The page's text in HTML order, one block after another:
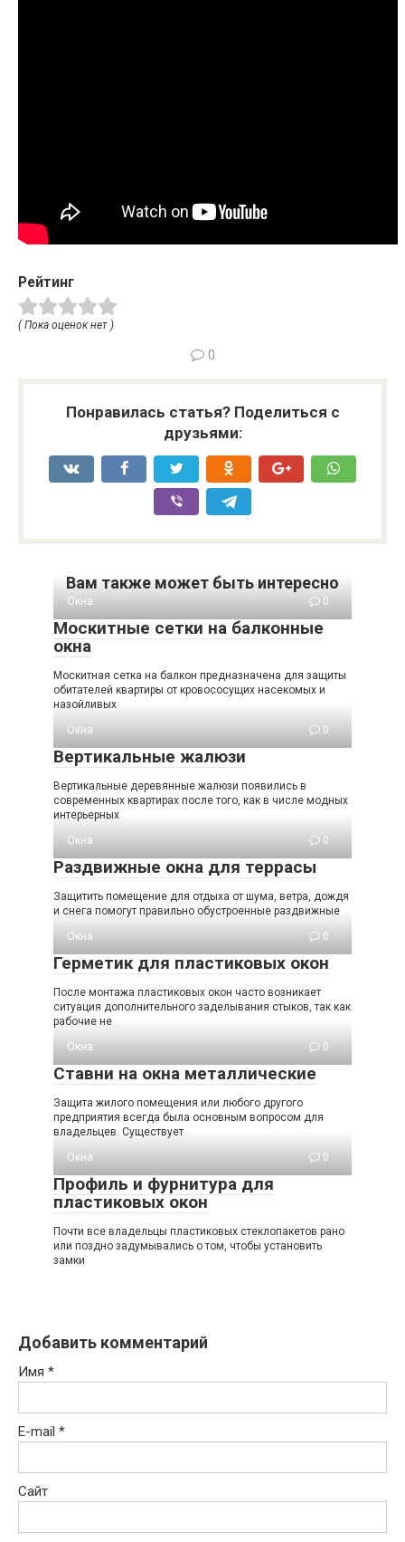
Рейтинг
( Пока оценок нет )
0
Понравилась статья? Поделиться с
друзьями:
Вам также может быть интересно
Окна 0
Москитные сетки на балконные
окна
Москитная сетка на балкон предназначена для защиты
обитателей квартиры от кровососущих насекомых и
назойливых
Окна
0
Вертикальные жалюзи
Вертикальные деревянные жалюзи появились в
современных квартирах после того, как в числе модных
интерьерных
Окна
0
Раздвижные окна для террасы
Защитить помещение для отдыха от шума, ветра, дождя
и снега помогут правильно обустроенные раздвижные
Окна
0
Герметик для пластиковых окон
После монтажа пластиковых окон часто возникает
ситуация дополнительного заделывания стыков, так как
рабочие не
Окна
0
Ставни на окна металлические
Защита жилого помещения или любого другого
предприятия всегда была основным вопросом для
владельцев. Существует
Окна
0
Профиль и фурнитура для
пластиковых окон
Почти все владельцы пластиковых стеклопакетов рано
или поздно задумывались о том, чтобы установить
замки
Добавить комментарий
Имя *
E-mail *
Сайт